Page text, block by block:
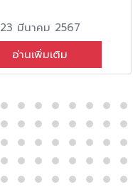
23 มีนาคม 2567
อ่านเพิ่มเติม